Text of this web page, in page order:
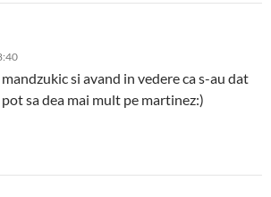
si avand in vedere ca s-au dat
sa dea mai mult pe martinez:)